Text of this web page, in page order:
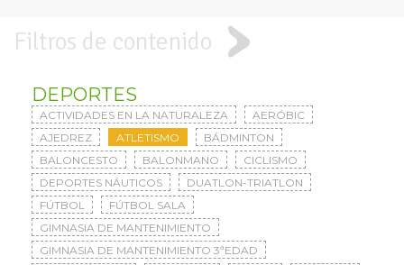
Filtros de contenido
DEPORTES
ACTIVIDADES EN LA NATURALEZA
AERÓBIC
AJEDREZ
ATLETISMO
BÁDMINTON
BALONCESTO
BALONMANO
CICLISMO
DEPORTES NÁUTICOS
DUATLON-TRIATLON
FÚTBOL
FÚTBOL SALA
GIMNASIA DE MANTENIMIENTO
GIMNASIA DE MANTENIMIENTO 3ªEDAD